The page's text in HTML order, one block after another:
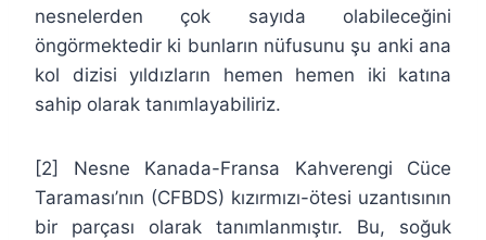
nesnelerden çok sayıda olabileceğini
öngörmektedir ki bunların nüfusunu şu anki ana
kol dizisi yıldızların hemen hemen iki katına
sahip olarak tanımlayabiliriz.
[2] Nesne Kanada-Fransa Kahverengi Cüce
Taraması’nın (CFBDS) kızırmızı-ötesi uzantısının
bir parçası olarak tanımlanmıştır. Bu, soğuk